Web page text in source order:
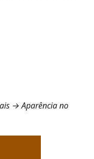
→ Aparência no